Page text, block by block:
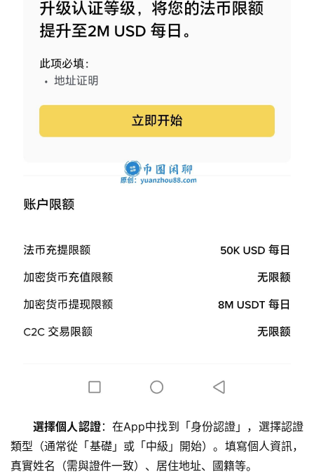
選擇個人認證：在App中找到「身份認證」，選擇認證
類型（通常從「基礎」或「中級」開始）。填寫個人資訊，
真實姓名（需與證件一致）、居住地址、國籍等。